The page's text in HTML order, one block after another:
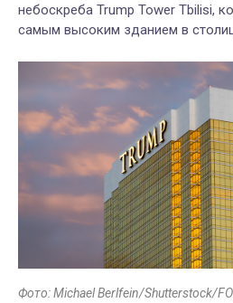
небоскреба Trump Tower Tbilisi,
самым высоким зданием в
Фото: Michael Berlfein/Shutterstock/